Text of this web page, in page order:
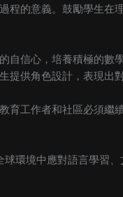
程的意義。鼓勵學生
自信心，培養積極的
供角色設計，表現出
育工作者和社區必須
環境中應對語言學習、